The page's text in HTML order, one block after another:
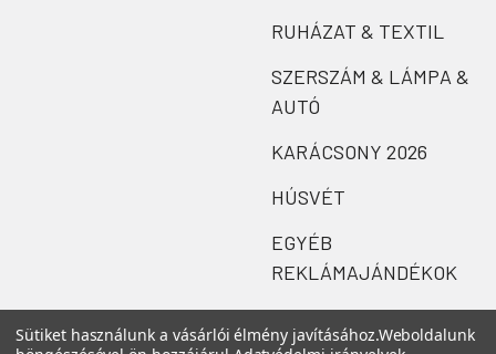
RUHÁZAT & TEXTIL
SZERSZÁM & LÁMPA &
AUTÓ
KARÁCSONY 2026
HÚSVÉT
EGYÉB
REKLÁMAJÁNDÉKOK
Sütiket használunk a vásárlói élmény javításához.Weboldalunk